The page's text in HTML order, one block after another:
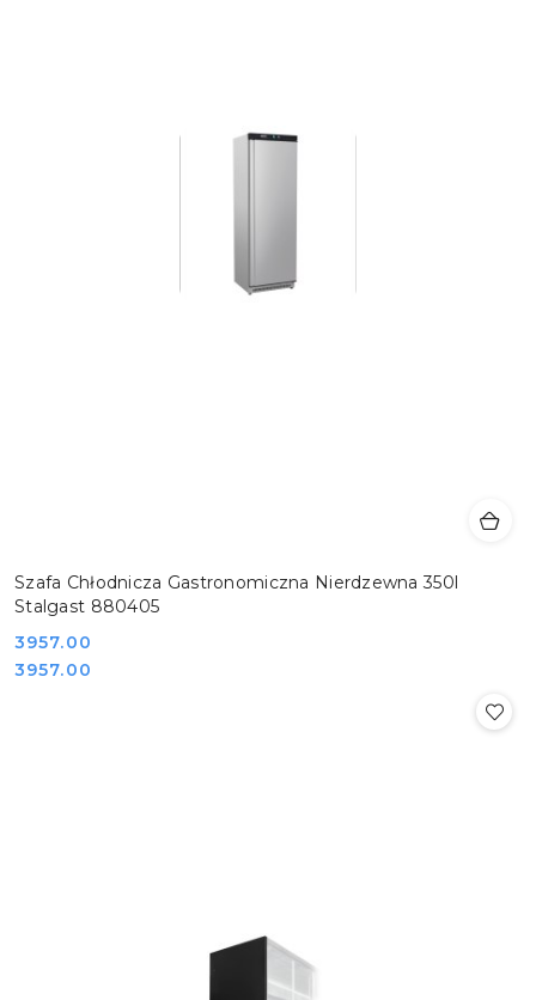
Szafa Chłodnicza Gastronomiczna Nierdzewna 350l
Stalgast 880405
Cena:
3957.00
Cena:
3957.00